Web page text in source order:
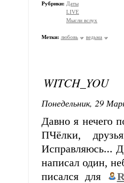
Рубрики: Даты
LIVE
Мысли вслух
Метки: любовь ведьма
WITCH_YOU
Понедельник, 29
Давно я нечего
ПЧёлки,
Исправляюсь...
написал один,
писался для